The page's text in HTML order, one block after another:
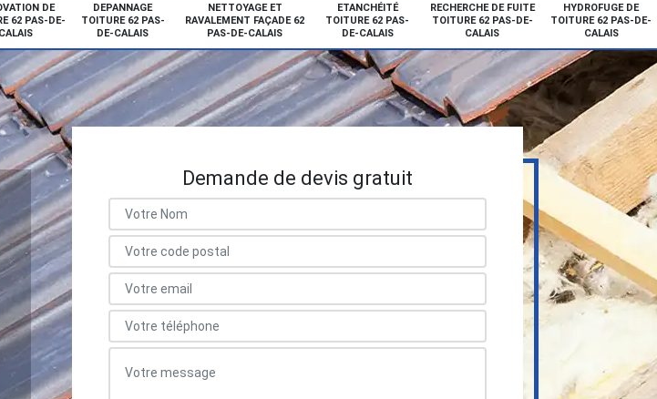
DE
62 PAS-DE-
CALAIS
DEPANNAGE
TOITURE 62 PAS-
DE-CALAIS
NETTOYAGE ET
RAVALEMENT FAÇADE 62
PAS-DE-CALAIS
ETANCHÉITÉ
TOITURE 62 PAS-
DE-CALAIS
RECHERCHE DE FUITE
TOITURE 62 PAS-DE-
CALAIS
HYDROFUGE DE
TOITURE 62 PAS-DE-
CALAIS
Demande de devis gratuit